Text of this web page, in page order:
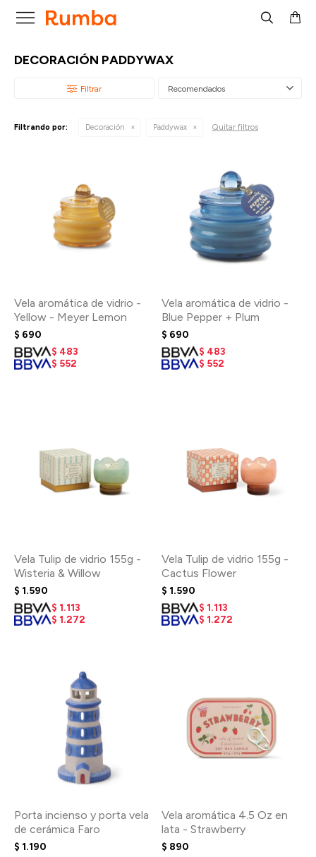

DECORACIÓN PADDYWAX
Recomendados
Filtrando por: Decoración Paddywax Quitar filtros
Vela aromática de vidrio -
Yellow - Meyer Lemon
$ 690
$ 483
$ 552
Vela aromática de vidrio -
Blue Pepper + Plum
$ 690
$ 483
$ 552
Vela Tulip de vidrio 155g -
Wisteria & Willow
$ 1.590
$ 1.113
$ 1.272
Vela Tulip de vidrio 155g -
Cactus Flower
$ 1.590
$ 1.113
$ 1.272
Porta incienso y porta vela
de cerámica Faro
$ 1.190
Vela aromática 4.5 Oz en
lata - Strawberry
$ 890